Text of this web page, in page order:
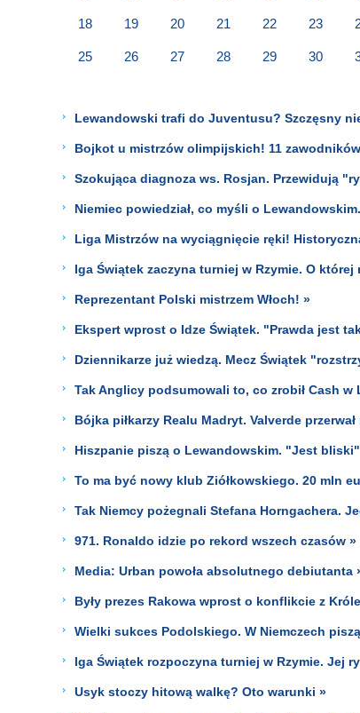
18 19 20 21 22 23
25 26 27 28 29 30
Lewandowski trafi do Juventusu? Szczęsny
Bojkot u mistrzów olimpijskich! 11
Szokująca diagnoza ws. Rosjan. Przewidują
Niemiec powiedział, co myśli o
Liga Mistrzów na wyciągnięcie ręki!
Iga Świątek zaczyna turniej w Rzymie. O której
Reprezentant Polski mistrzem Włoch! »
Ekspert wprost o Idze Świątek. "Prawda jest
Dziennikarze już wiedzą. Mecz Świątek
Tak Anglicy podsumowali to, co zrobił Cash w
Bójka piłkarzy Realu Madryt. Valverde
Hiszpanie piszą o Lewandowskim. "Jest
To ma być nowy klub Ziółkowskiego. 20 mln
Tak Niemcy pożegnali Stefana Horngachera.
971. Ronaldo idzie po rekord wszech czasów »
Media: Urban powoła absolutnego debiutanta
Były prezes Rakowa wprost o konflikcie z
Wielki sukces Podolskiego. W Niemczech
Iga Świątek rozpoczyna turniej w Rzymie. Jej
Usyk stoczy hitową walkę? Oto warunki »